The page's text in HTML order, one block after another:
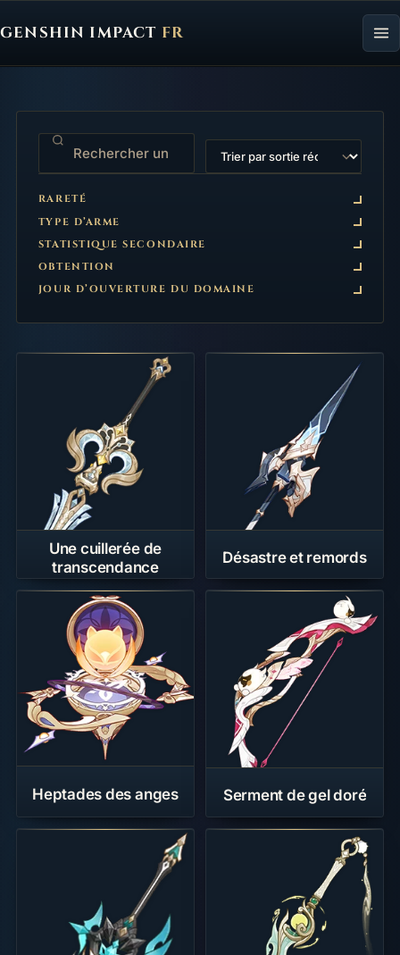
GENSHIN IMPACT FR
Genshin Impact FR, retour à l'accueil
Une cuillerée de
transcendance
Désastre et remords
Heptades des anges Serment de gel doré
TRIER PAR
RARETÉ
TYPE D’ARME
STATISTIQUE SECONDAIRE
OBTENTION
JOUR D’OUVERTURE DU DOMAINE